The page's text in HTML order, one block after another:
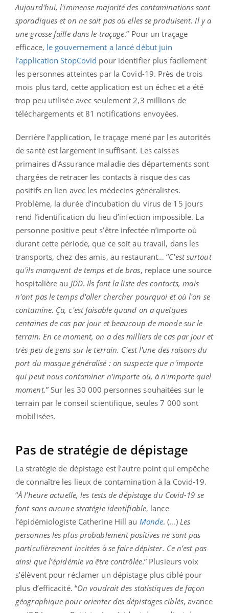
Aujourd'hui, l'immense majorité des contaminations sont
sporadiques et on ne sait pas où elles se produisent. Il y a
une grosse faille dans le traçage.” Pour un traçage
efficace, le gouvernement a lancé début juin
l’application StopCovid pour identifier plus facilement
les personnes atteintes par la Covid-19. Près de trois
mois plus tard, cette application est un échec et a été
trop peu utilisée avec seulement 2,3 millions de
téléchargements et 81 notifications envoyées.
Derrière l’application, le traçage mené par les autorités
de santé est largement insuffisant. Les caisses
primaires d'Assurance maladie des départements sont
chargées de retracer les contacts à risque des cas
positifs en lien avec les médecins généralistes.
Problème, la durée d’incubation du virus de 15 jours
rend l’identification du lieu d’infection impossible. La
personne positive peut s’être infectée n’importe où
durant cette période, que ce soit au travail, dans les
transports, chez des amis, au restaurant… “C'est surtout
qu'ils manquent de temps et de bras, replace une source
hospitalière au JDD.Ils font la liste des contacts, mais
n'ont pas le temps d'aller chercher pourquoi et où l'on se
contamine. Ça, c'est faisable quand on a quelques
centaines de cas par jour et beaucoup de monde sur le
terrain. En ce moment, on a des milliers de cas par jour et
très peu de gens sur le terrain. C'est l'une des raisons du
port du masque généralisé : on suspecte que n'importe
qui peut nous contaminer n'importe où, à n'importe quel
moment.” Sur les 30 000 personnes souhaitées sur le
terrain par le conseil scientifique, seules 7 000 sont
mobilisées.
Pas de stratégie de dépistage
La stratégie de dépistage est l’autre point qui empêche
de connaître les lieux de contamination à la Covid-19.
“À l’heure actuelle, les tests de dépistage du Covid-19 se
font sans aucune stratégie identifiable, lance
l’épidémiologiste Catherine Hill au Monde. (…) Les
personnes les plus probablement positives ne sont pas
particulièrement incitées à se faire dépister. Ce n’est pas
ainsi que l’épidémie va être contrôlée.” Plusieurs voix
s’élèvent pour réclamer un dépistage plus ciblé pour
plus d’efficacité. “On voudrait des statistiques de façon
géographique pour orienter des dépistages ciblés, avance